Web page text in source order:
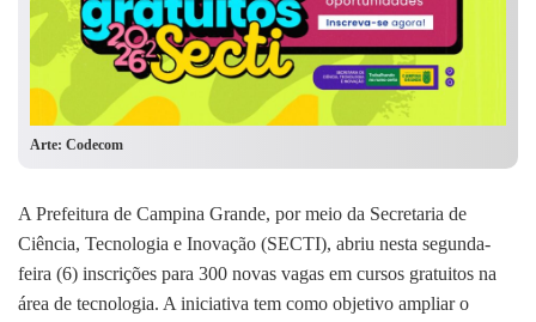
Arte: Codecom
A Prefeitura de Campina Grande, por meio da Secretaria de
Ciência, Tecnologia e Inovação (SECTI), abriu nesta segunda-
feira (6) inscrições para 300 novas vagas em cursos gratuitos na
área de tecnologia. A iniciativa tem como objetivo ampliar o